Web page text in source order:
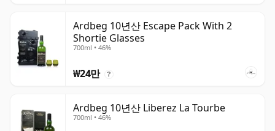
Ardbeg 10년산 Escape Pack With 2
Shortie Glasses
700ml • 46%
₩24만 ?
Ardbeg 10년산 Liberez La Tourbe
700ml • 46%